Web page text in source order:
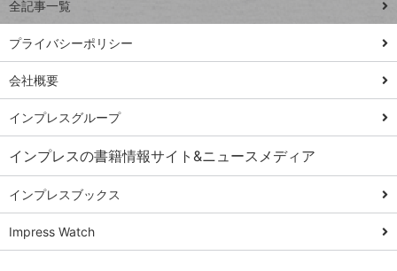
ではじめる業務
の完全自動化
AI議事録作成術
Windows 11
Q&A
Teams踏み込み
活用術
Excel講師の仕事
術
全記事一覧
プライバシーポリシー
会社概要
インプレスグループ
インプレスの書籍情報サイト&ニュースメディア
インプレスブックス
Impress Watch